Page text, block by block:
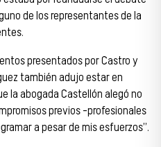
de los representantes de la
presentados por Castro y
también adujo estar en
la abogada Castellón alegó no
previos -profesionales
a pesar de mis esfuerzos”.